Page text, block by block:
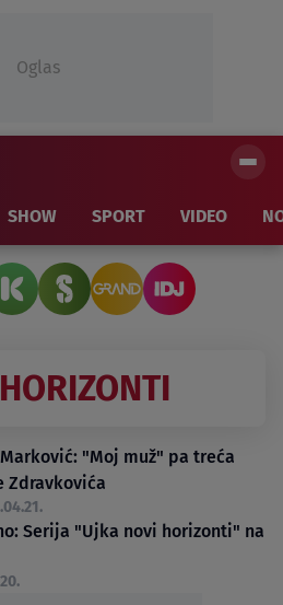
Oglas
SHOW SPORT VIDEO
"Moj muž" pa treća
Zdravkovića
Serija "Ujka novi horizonti" na